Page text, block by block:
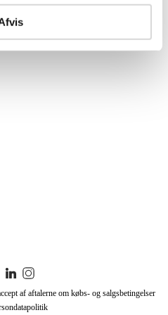
af aftalerne om købs- og salgsbetingelser